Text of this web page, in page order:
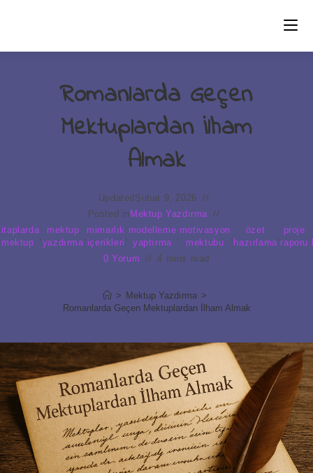
Romanlarda Geçen
Mektuplardan İlham
Almak
Updated Şubat 9, 2026
Posted in Mektup Yazdırma
mektup
,
mektup
yazdırma
,
mimarlık
içerikleri
,
modelleme
yaptırma
,
motivasyon
mektubu
,
özet
hazırlama
,
proje
raporu
,
0 Yorum
4 mins read
> Mektup Yazdırma >
Romanlarda Geçen Mektuplardan İlham Almak